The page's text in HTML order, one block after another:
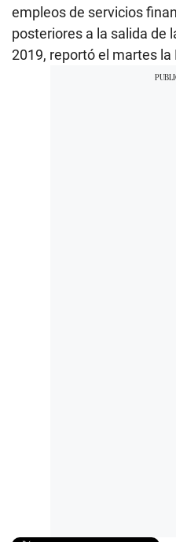
empleos de servicios
posteriores a la salida de
2019, reportó el martes la